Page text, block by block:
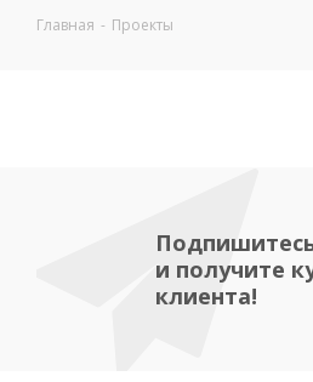
Главная - Проекты
и получите
клиента!